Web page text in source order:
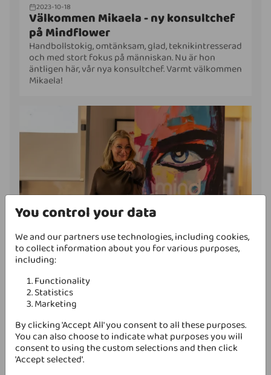
2023-10-18
Välkommen Mikaela - ny konsultchef
på Mindflower
Handbollstokig, omtänksam, glad, teknikintresserad
och med stort fokus på människan. Nu är hon
äntligen här, vår nya konsultchef. Varmt välkommen
Mikaela!
2023-09-19
Framgångsevent 5 oktober: Hur kan vi
alla skapa högpresterande team?
Nu bjuder vi in till höstens första event på
Mindflowers kontor! Den 5:e oktober kommer vi
med hjälp av skickliga föreläsare och experter
utbilda, diskutera och trendspana tillsammans.
You control your data
We and our partners use technologies, including cookies,
to collect information about you for various purposes,
including:
Functionality
Statistics
Marketing
By clicking 'Accept All' you consent to all these purposes.
You can also choose to indicate what purposes you will
consent to using the custom selections and then click
'Accept selected'.